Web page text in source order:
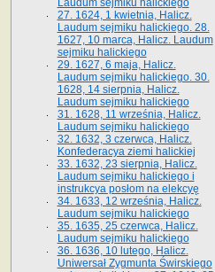
Laudum sejmiku halickiego
27. 1624, 1 kwietnia, Halicz.
Laudum sejmiku halickiego. 28.
1627, 10 marca, Halicz. Laudum
sejmiku halickiego
29. 1627, 6 maja, Halicz.
Laudum sejmiku halickiego. 30.
1628, 14 sierpnia, Halicz.
Laudum sejmiku halickiego
31. 1628, 11 września, Halicz.
Laudum sejmiku halickiego
32. 1632, 3 czerwca, Halicz.
Konfederacya ziemi halickiej
33. 1632, 23 sierpnia, Halicz.
Laudum sejmiku halickiego i
instrukcya posłom na elekcyę
34. 1633, 12 września, Halicz.
Laudum sejmiku halickiego
35. 1635, 25 czerwca, Halicz.
Laudum sejmiku halickiego
36. 1636, 10 lutego, Halicz.
Uniwersał Zygmunta Świrskiego